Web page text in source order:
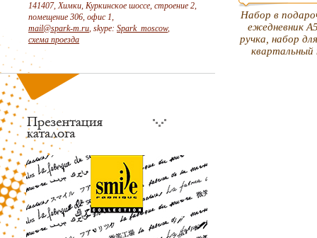
141407, Химки, Куркинское шоссе, строение 2,
помещение 306, офис 1,
mail@spark-m.ru, skype: Spark_moscow,
схема проезда
Набор в
ежедневник
ручка, набор
квартальный